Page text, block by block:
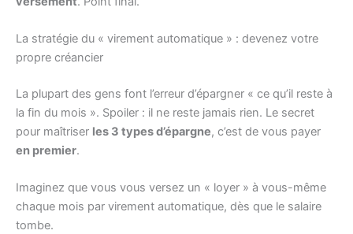
La stratégie du « virement automatique » : devenez votre
propre créancier
La plupart des gens font l’erreur d’épargner « ce qu’il reste à
la fin du mois ». Spoiler : il ne reste jamais rien. Le secret
pour maîtriser les 3 types d’épargne, c’est de vous payer
en premier.
Imaginez que vous vous versez un « loyer » à vous-même
chaque mois par virement automatique, dès que le salaire
tombe.